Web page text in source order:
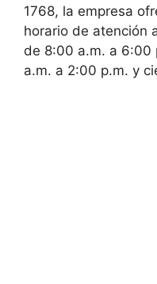
1768, la empresa
horario de atención
de 8:00 a.m. a 6:00
a.m. a 2:00 p.m. y